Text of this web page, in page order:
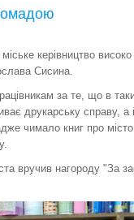
керівництво високо
Сисина.
за те, що в
друкарську справу, а
чимало книг про
вручив нагороду "За